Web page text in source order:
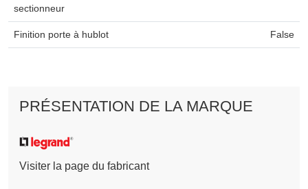
sectionneur
Finition porte à hublot False
PRÉSENTATION DE LA MARQUE
Visiter la page du fabricant